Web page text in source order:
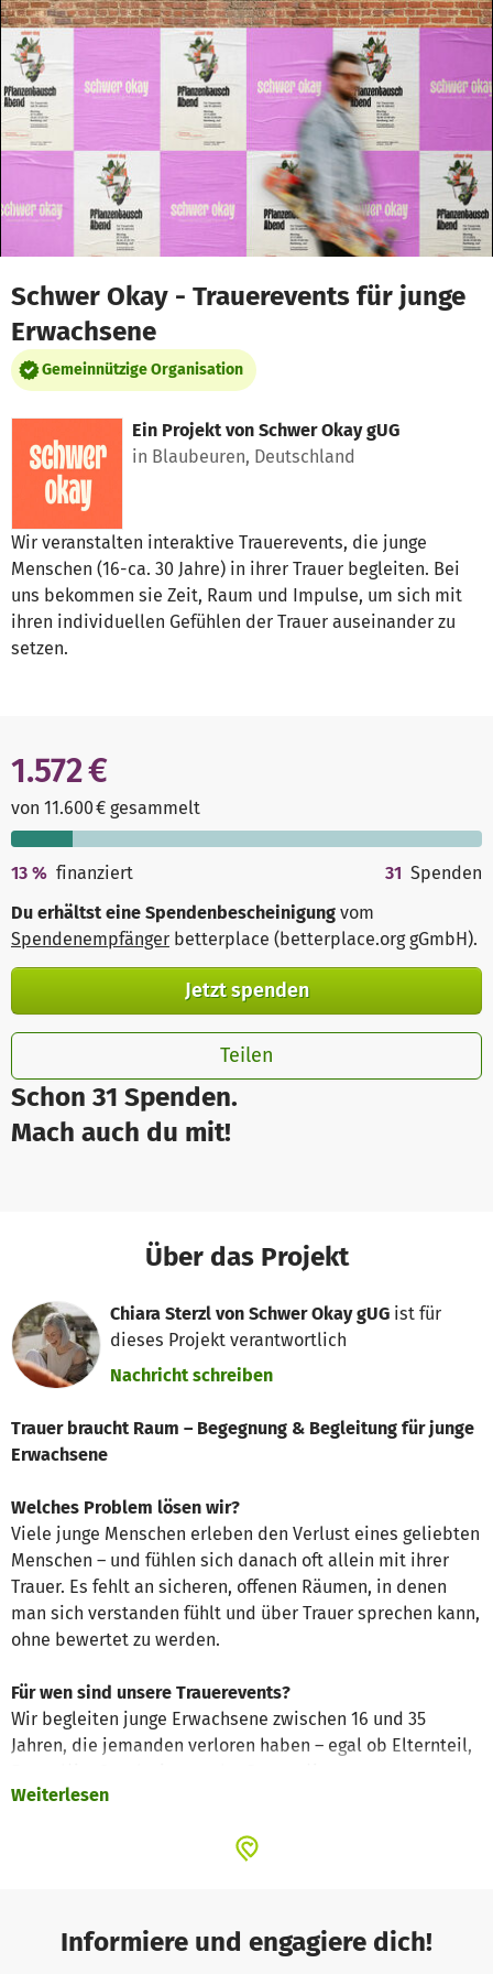
Zum Hauptinhalt springen
Erklärung zur Barrierefreiheit anzeigen
Schwer Okay - Trauerevents für junge
Erwachsene
Gemeinnützige Organisation
Ein Projekt von Schwer Okay gUG
in Blaubeuren, Deutschland
Wir veranstalten interaktive Trauerevents, die junge
Menschen (16-ca. 30 Jahre) in ihrer Trauer begleiten. Bei
uns bekommen sie Zeit, Raum und Impulse, um sich mit
ihren individuellen Gefühlen der Trauer auseinander zu
setzen.
Schon 31 Spenden.
Mach auch du mit!
1.572 €
von 11.600 € gesammelt
13 % finanziert 31 Spenden
Du erhältst eine Spendenbescheinigung vom
Spendenempfänger betterplace (betterplace.org gGmbH).
Jetzt spenden
Teilen
Über das Projekt
Chiara Sterzl von Schwer Okay gUG ist für
dieses Projekt verantwortlich
Nachricht schreiben
Trauer braucht Raum – Begegnung & Begleitung für junge
Erwachsene
Welches Problem lösen wir?
Viele junge Menschen erleben den Verlust eines geliebten
Menschen – und fühlen sich danach oft allein mit ihrer
Trauer. Es fehlt an sicheren, offenen Räumen, in denen
man sich verstanden fühlt und über Trauer sprechen kann,
ohne bewertet zu werden.
Für wen sind unsere Trauerevents?
Wir begleiten junge Erwachsene zwischen 16 und 35
Jahren, die jemanden verloren haben – egal ob Elternteil,
Mit unseren kostenlosen Trauerevents schaffen wir
Feuer oder Spaziergänge in der Natur. Unsere Events
sollen zeigen: Trauer darf da sein, und man ist damit nicht
Weiterlesen
Informiere und engagiere dich!